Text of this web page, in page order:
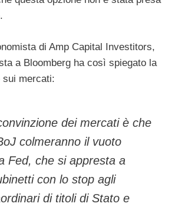
di Amp Capital Investitors,
a Bloomberg ha così spiegato la
sui mercati:
dei mercati è che
colmeranno il vuoto
Fed, che si appresta a
con lo stop agli
di titoli di Stato e